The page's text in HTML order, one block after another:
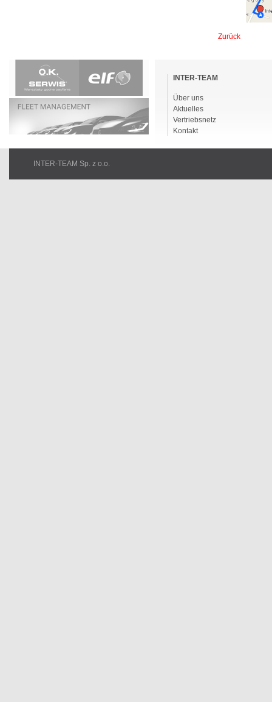
Zurück
überspringen
INTER-TEAM
Über uns
Aktuelles
Vertriebsnetz
Kontakt
INTER-TEAM Sp. z o.o.